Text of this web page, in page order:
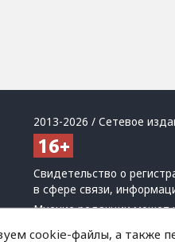
2013-2026 / Сетевое
Свидетельство о
в сфере связи,
Мнение редакции может
При использовании
cookie-файлы, а также